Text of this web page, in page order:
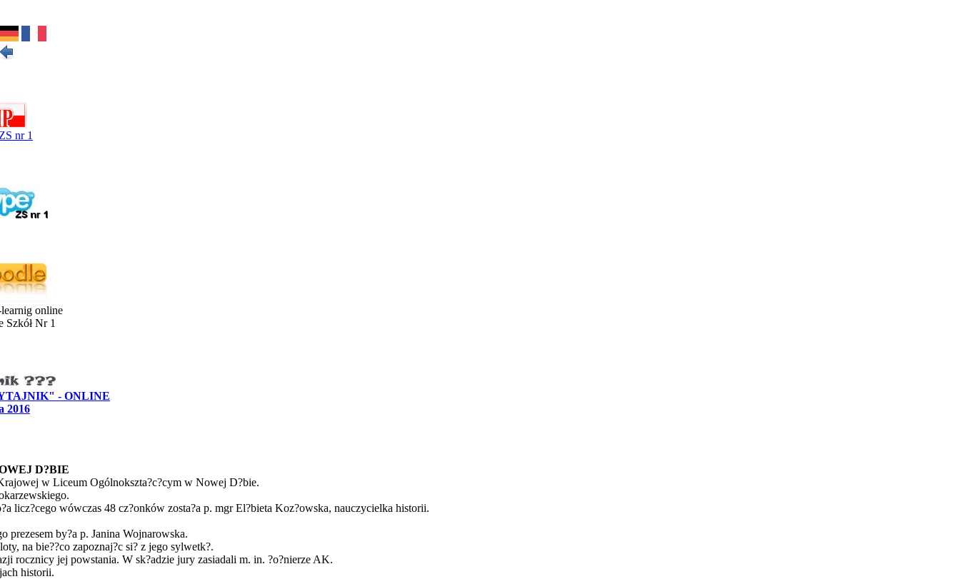
nr 1
online
Szkół Nr 1
- ONLINE
2016
D?BIE
w Liceum Ogólnokszta?c?cym w Nowej D?bie.
licz?cego wówczas 48 cz?onków zosta?a p. mgr El?bieta Koz?owska, nauczycielka historii.
by?a p. Janina Wojnarowska.
na bie??co zapoznaj?c si? z jego sylwetk?.
rocznicy jej powstania. W sk?adzie jury zasiadali m. in. ?o?nierze AK.
historii.